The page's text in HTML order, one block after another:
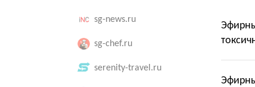
sg-news.ru
sg-chef.ru
serenity-travel.ru